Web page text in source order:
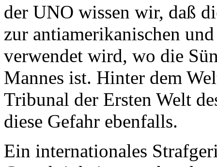
der UNO wissen wir, daß
zur antiamerikanischen
verwendet wird, wo die
Mannes ist. Hinter dem
Tribunal der Ersten Welt
diese Gefahr ebenfalls.
Ein internationales